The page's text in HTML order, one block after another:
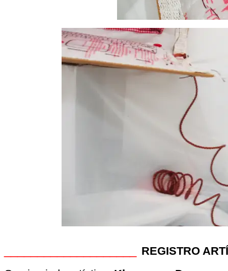
REGISTRO